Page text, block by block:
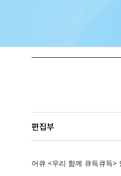
편집부
어큐 <우리 함께 큐득큐득>